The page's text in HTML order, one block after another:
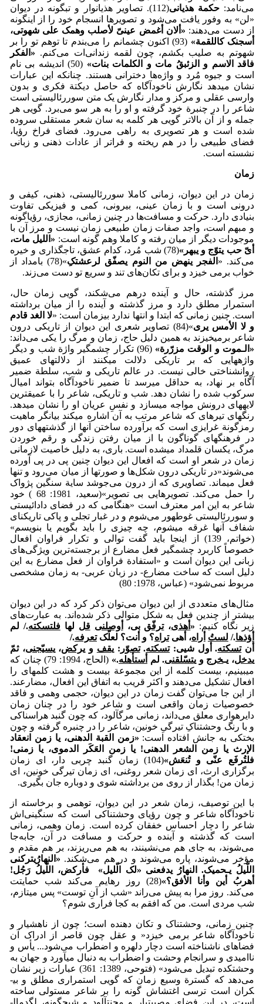
می‌نامد:حکمة هذیانی
(112). تصاویر هذیان­وار و تب­گونه در دیوان
«لن» به وفور یافت می‌شود و تصویرها انسجام خود را از اینگونه
از دست می‌دهند: « ألان أغمض عینیّ لأصلب وهمک علی شهوتی،
أسجنک کاللقمة»
(93) اکنون چشمانم را می‌بندم تا توهم تو را بر
شهوتم به صلیب بکشم، چون لقمه زندانی‌ات می‌کنم. «الفکر
فاقد الاسم و الزئبقُ مات و الکلمات بنات»
(50) اندیشه بی نام
است و جیوه مُرد و واژه‌ها دخترانی هستند. چنانکه این عبارات
نشان می­دهد نگارش ناخودآگاه که حاصل دیکتة فکری و بدون
وارسی عقلی و مرکز و مدار نگارش یک متن سوررئالیستی است
شاعر را در چنبرة خود گرفته و او را به هر سو می‌برد. گویی هر
جمله و از آن بالاتر گویی هر کلمه به سان شعر مستقلی سروده
شده است و هر تصویری به راهی می‌رود. فضای فراخ رؤیا،
فضای طبیعی را در هم ریخته و فراتر از عادات ذهنی و زبانی
نشسته است.
زمان
زمان در این دیوان، زمانی کاملا سوررئالیستی، ذهنی، کیفی و
درونی است و با زمان عینی، بیرونی، کمی و فیزیکی تفاوت
بنیادی دارد. حرکت و مسافت‌ها در چنین زمانی، مجازی، رؤیاگونه
و مبهم است، واجد صفات زمان طبیعی زمان نیست و مرز آن با
موجودات دیگر از میان رفته و کاملا وهم گونه است: «اللیل مات،
أیّ حب یتوّج و یبهر»
(78) شب مُرد، کدام عشق، تاج­گذاری و خیره
می‌کند. « الفجر ینهض من النوم یصفّق لرعشتکِ
»(78) بامداد از
خواب برمی خیزد و برای تکان‌های تند و سریع تو دست می‌زند.
مرز گذشته، حال و آینده درهم می‌شکند، گویی زمان حال،
استمرار مطلق دارد و مرز گذشته و آینده را از میان برداشته
است. چنین زمانی که ابتدا و انتها ندارد بی­زمان است: «لا الغد قادم
و لا الأمس یری
»(84) تصاویر شعری این دیوان از تاریکی درون
شاعر برمی­خیزند به همین دلیل حاج، زمان و مرگ را یکی می‌داند:
«الـموت و الوقت مزرّرة»
(96) تکرار چشمگیر واژة شب و دیگر
واژه­هایی که بر تاریکی دلالت می­کنند از دلالت­های عمیق
روانشناختی خالی نیست. در عالم تاریکی و شب، سلطة ضمیر
آگاه بر نهاد، به حداقل می­رسد تا ضمیر ناخودآگاه بتواند امیال
سرکوب شده را نشان دهد. شب و تاریکی، شاعر را با عمیق­ترین
لایه­های درونش مواجه می­سازد و نفسِ عریان او را نشان می­دهد.
رنگ­های تیره­ای که شاعر مرتب به آن اشاره­ می­کند بیانگر ماهیت
رمزگونة غرایزی است که برآورده ساختن آنها از گذشته­های دور
در فرهنگ­های گوناگون با از میان رفتن زندگی و رقم خوردن
مرگ، یکسان قلمداد می­شده است. باری، به دلیل خاصیت لازمانی
زمان در شعر او است که افعال این دیوان چنین پی در پی آورده
می‌شوند«در تاریکی درون شکل‌ها و صورت­ها از میان می‌رود و تنها
فعل می­ماند. تصاویری که از درون می‌جوشد سایة سنگین پژواک
را حمل می‌کند. تصویرهایی بی تصویر»(سعید، 1981: 68 ) خود
شاعر به این امر معترف است «هنگامی که در فضای دادائیستی
و سوررئالیستی غوطه­ور می‌شوم و در غبار تجلی و پاکی تاریکنای
شفاف آنها غرقه می­شوم، چه چیزی را باید بگویم یا بنویسم»
(خواتم، 139) از اینجا باید گفت توالی و تکرار فراوان افعال
خصوصاً کاربرد چشمگیر فعل مضارع از برجسته‌ترین ویژگی‌های
زبانی این دیوان است و «استفادة فراوان از فعل مضارع به این
دلیل است که ساخت مضارع- در زبان عربی- به زمان مشخصی
مربوط نمی‌شود» (عباس، 1978: 80)
مثال‌های متعددی از این دیوان می‌توان ذکر کرد که در این دیوان
بیشتر از چندین فعل به شکل متوالی ذکر شده‌اند. به عبارت‌های
زیر نگاه کنیم: «أهذی،ترفّق بی، أوصلنی قل لهافلتسکته./ لم
أؤذها./ لستُ أراه، أهیتراه؟ و أنت؟ لعلّکتعرفه./
أنتسکته. أول شیی:تسکته.تصوّر : یقف و یرکض، یسیّجنی، ثمّ
یدخل، یـخرج و یتسّلقنی. لم أستأهله.
»
(الحاج، 1994: 79) چنان که
می­بینیم، بیست کلمه از این مجموعة بیست و هشت کلمه­ای را
افعال تشکیل می‌دهند و اکثر قریب به اتفاق این افعال، مضارعند.
از این جا می‌توان گفت زمان در این دیوان، حجمی وهمی و فاقد
خصوصیات زمان واقعی است و شاعر خود را در چنان زمان
دایره­واری معلق می‌داند، زمانی مرگ­آلود، که چون گنبد هراسناکی
و با رنگ وحشتناکِ تیرگیِ خونین، شاعر را در چنبره گرفته و چون
بختکی به جانش افتاده است: «زمن القبة الدهنی، یا زمن انعقاد
الإرث یا زمن الشعر الدهنی! یا زمن العَکَر الدموی، یا زمنی!
فلتُرفَع عنّی و تُنعَش»
(104) زمان گنبد چربی دار، ای زمان
برگزاری ارث، ای زمان شعر روغنی، ای زمان تیرگی خونین، ای
زمان من! بگذار از روی من برداشته شوی و دوباره جان بگیری.
با این توصیف، زمان شعر در این دیوان، توهمی و برخاسته از
ناخودآگاه شاعر و چون رؤیای وحشتناکی است که سنگینی‌اش
شاعر را دچار احساس خفقان کرده است. زمان وهمی، زمانی
است که گذشته و آینده و حرکت و مسافت در آن، جابه‌جا
می‌شوند، به جای هم می‌نشینند، به هم می‌ریزند، بر هم مقدم و
مؤخر می‌شوند، پاره می‌شوند و در هم می‌شکند. « النهارُیترکنی
اللّیلُ یـحمیک. النهارُ یدفعنی «لک الّلیل»
فأرکض، اللّیلُ رَجُل!
أهربُ أین وأنا الأفق؟»
(28) روز رهایم می‌کند شب حمایتت
می‌کند. روز مرا به پیش می‌راند «شب از آنِ توست» پس می­تازم،
شب مردی است. من که افقم به کجا فراری شوم؟
چنین زمانی، وحشتناک و تکان دهنده است؛ چون از ناهشیار و
ناخودآگاه شاعر برمی خیزد« و عقل چون قاصر از ادراک آن
فضاهای ناشناخته است دچار دلهره و اضطراب می‌شود... یأس و
ناامیدی و سرانجام وحشت و اضطراب به دنبال می­آورد و جهان به
وحشتکده تبدیل می‌شود» (فتوحی، 1389: 361) عبارات زیر نشان
می‌دهد که گسترة وسیع زمان که گویی استمراری مطلق و بی­
کران است ترسی اغتشاش گونه را بر شاعر مستولی ساخته
است، در این فضای مصیبت­بار و محنت­آلود و شبح­گونه، لگدمال­